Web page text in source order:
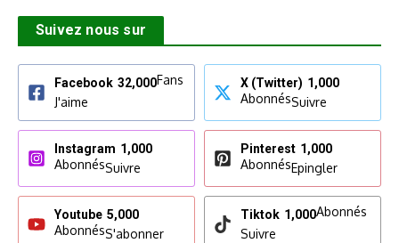
Suivez nous sur
Facebook 32,000Fans
J'aime
X (Twitter) 1,000
AbonnésSuivre
Instagram 1,000
AbonnésSuivre
Pinterest 1,000
AbonnésEpingler
Youtube 5,000
AbonnésS'abonner
Tiktok 1,000Abonnés
Suivre